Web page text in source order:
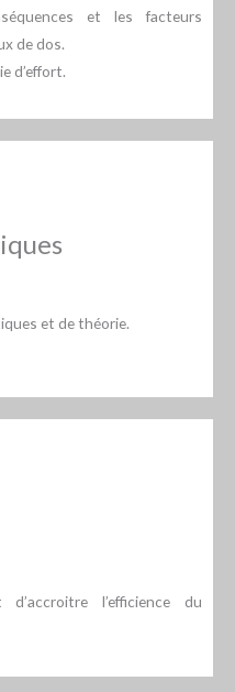
et les facteurs
de dos.
d’effort.
et de théorie.
l’efficience du